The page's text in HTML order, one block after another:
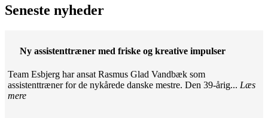
Seneste nyheder
Ny assistenttræner med friske og kreative impulser
Team Esbjerg har ansat Rasmus Glad Vandbæk som
assistenttræner for de nykårede danske mestre. Den 39-årig... Læs
mere